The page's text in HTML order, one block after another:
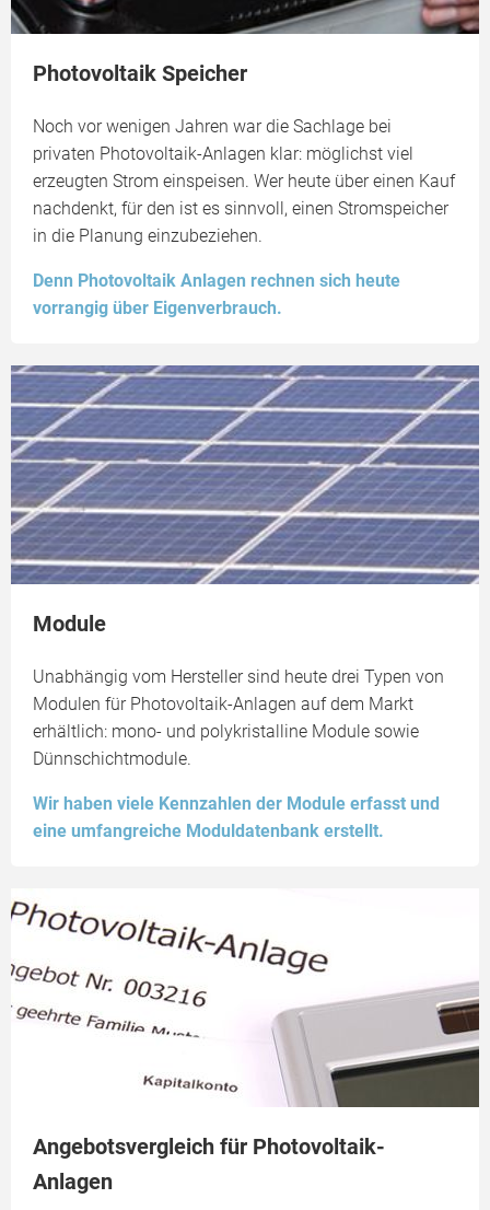
Photovoltaik Speicher
Noch vor wenigen Jahren war die Sachlage bei
privaten Photovoltaik-Anlagen klar: möglichst viel
erzeugten Strom einspeisen. Wer heute über einen Kauf
nachdenkt, für den ist es sinnvoll, einen Stromspeicher
in die Planung einzubeziehen.
Denn Photovoltaik Anlagen rechnen sich heute
vorrangig über Eigenverbrauch.
Module
Unabhängig vom Hersteller sind heute drei Typen von
Modulen für Photovoltaik-Anlagen auf dem Markt
erhältlich: mono- und polykristalline Module sowie
Dünnschichtmodule.
Wir haben viele Kennzahlen der Module erfasst und
eine umfangreiche Moduldatenbank erstellt.
Angebotsvergleich für Photovoltaik-
Anlagen